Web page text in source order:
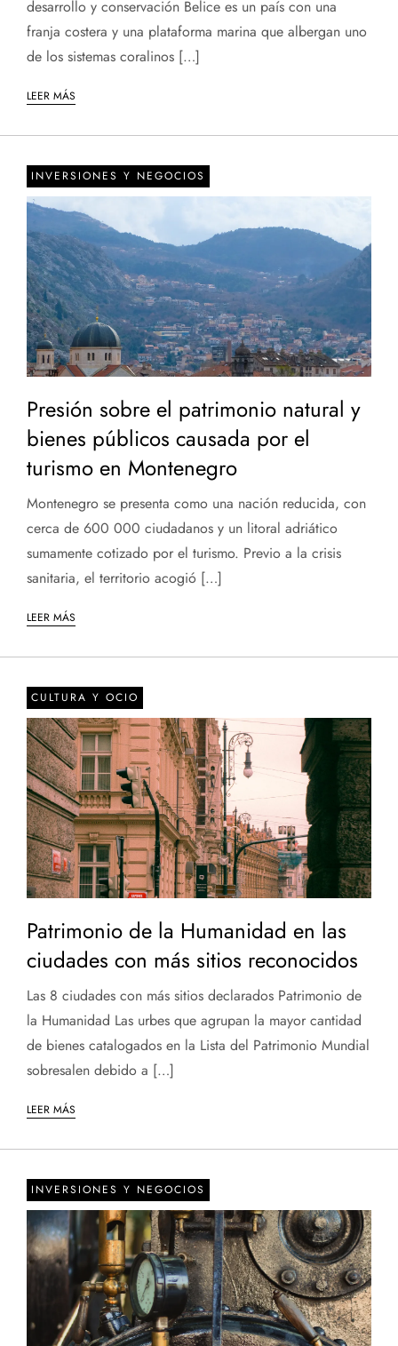
desarrollo y conservación Belice es un país con una
franja costera y una plataforma marina que albergan uno
de los sistemas coralinos […]
LEER MÁS
INVERSIONES Y NEGOCIOS
Presión sobre el patrimonio natural y
bienes públicos causada por el
turismo en Montenegro
Montenegro se presenta como una nación reducida, con
cerca de 600 000 ciudadanos y un litoral adriático
sumamente cotizado por el turismo. Previo a la crisis
sanitaria, el territorio acogió […]
LEER MÁS
CULTURA Y OCIO
Patrimonio de la Humanidad en las
ciudades con más sitios reconocidos
Las 8 ciudades con más sitios declarados Patrimonio de
la Humanidad Las urbes que agrupan la mayor cantidad
de bienes catalogados en la Lista del Patrimonio Mundial
sobresalen debido a […]
LEER MÁS
INVERSIONES Y NEGOCIOS